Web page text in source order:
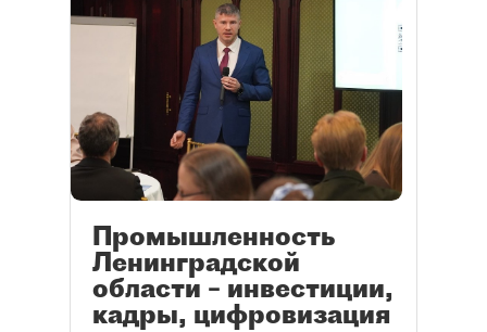
Промышленность
Ленинградской
области – инвестиции,
кадры, цифровизация